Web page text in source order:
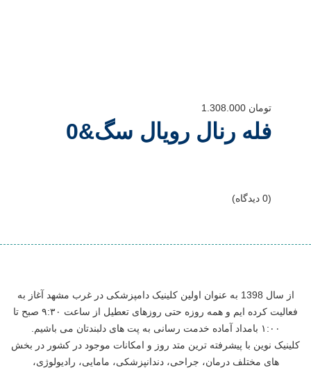
تومان
فله رنال رویال سگ&0
(0 دیدگاه)
از سال 1398 به عنوان اولین کلینیک دامپزشکی در غرب مشهد آغاز به
فعالیت کرده ایم و همه روزه حتی روزهای تعطیل از ساعت ۹:۳۰ صبح تا
۱:۰۰ بامداد آماده خدمت رسانی به پت های دلبندتان می باشیم.
کلینیک نوین با پیشرفته ترین متد روز و امکانات موجود در کشور در بخش
های مختلف درمان، جراحی، دندانپزشکی، مامایی، رادیولوژی،